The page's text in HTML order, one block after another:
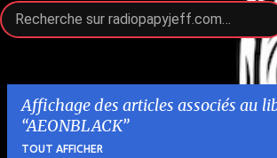
Affichage des articles associés au
AEONBLACK
TOUT AFFICHER